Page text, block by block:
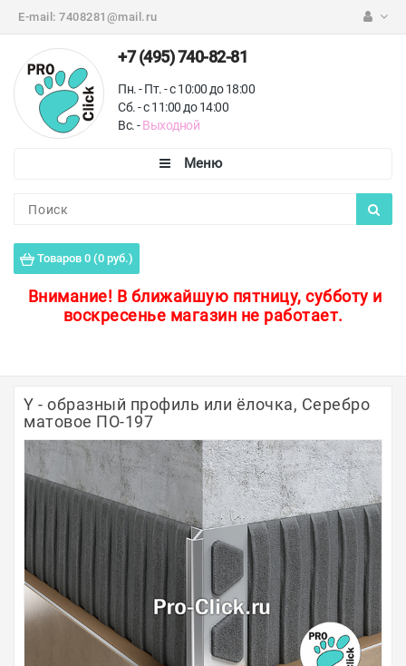
E-mail: 7408281@mail.ru
+7 (495) 740-82-81
Пн. - Пт. - с 10:00 до 18:00
Сб. - с 11:00 до 14:00
Вс. -Выходной
Товаров 0 (0 руб.)
Внимание! В ближайшую пятницу, субботу и
воскресенье магазин не работает.
Пороги для пола
Защитные уголки
Полосы из металла
Плинтуса
Профили для стекла и SPC
Обводы для труб
Алюминиевые профили
Крепёж и крепления
Садовая мебель
Y - образный профиль или ёлочка, Серебро
матовое ПО-197